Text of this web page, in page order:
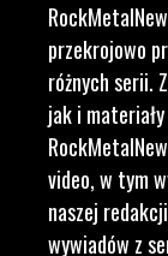
przekrojowo
różnych serii.
jak i
video, w tym
naszej
wywiadów z